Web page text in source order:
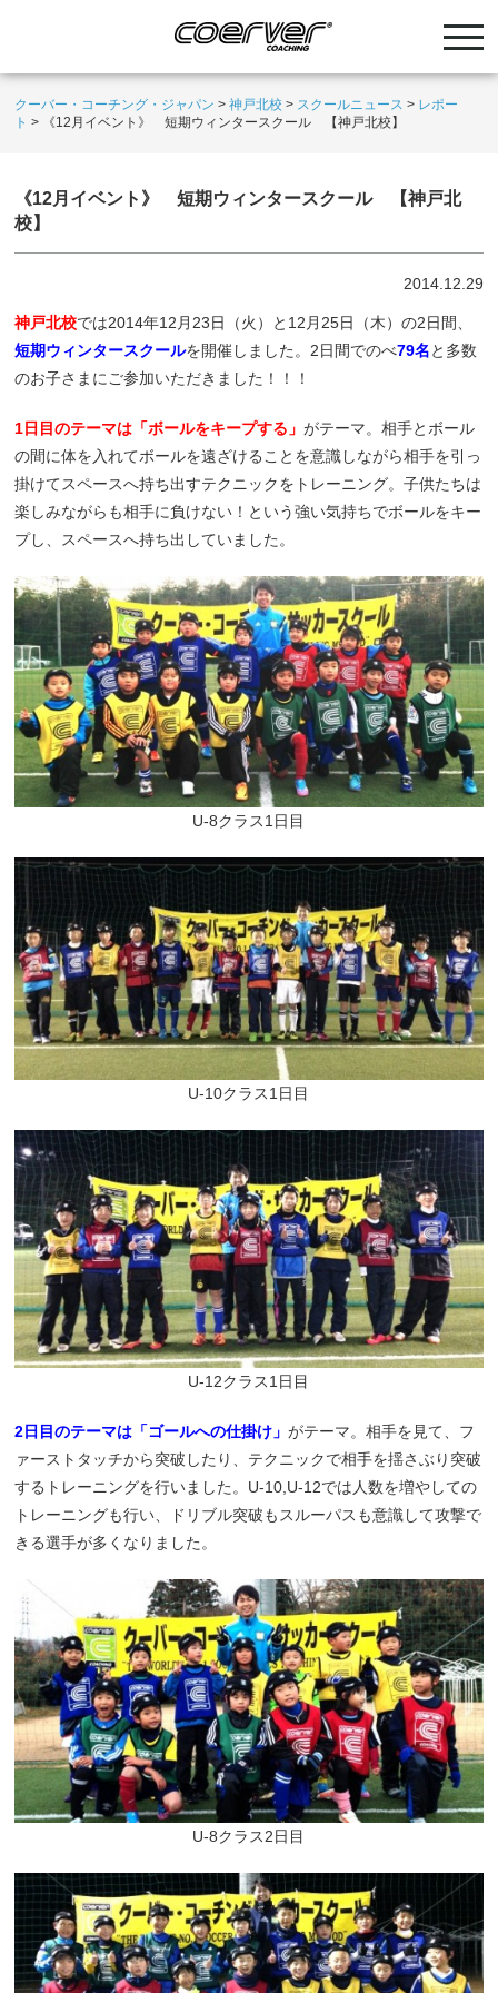
クーバー・コーチング・ジャパン >神戸北校 > スクールニュース > レポー
ト > 《12月イベント》 短期ウィンタースクール 【神戸北校】
《12月イベント》 短期ウィンタースクール 【神戸北
校】
2014.12.29
神戸北校では2014年12月23日（火）と12月25日（木）の2日間、
短期ウィンタースクールを開催しました。2日間でのべ79名と多数
のお子さまにご参加いただきました！！！
1日目のテーマは「ボールをキープする」がテーマ。相手とボール
の間に体を入れてボールを遠ざけることを意識しながら相手を引っ
掛けてスペースへ持ち出すテクニックをトレーニング。子供たちは
楽しみながらも相手に負けない！という強い気持ちでボールをキー
プし、スペースへ持ち出していました。
U-8クラス1日目
U-10クラス1日目
U-12クラス1日目
2日目のテーマは「ゴールへの仕掛け」がテーマ。相手を見て、フ
ァーストタッチから突破したり、テクニックで相手を揺さぶり突破
するトレーニングを行いました。U-10,U-12では人数を増やしての
トレーニングも行い、ドリブル突破もスルーパスも意識して攻撃で
きる選手が多くなりました。
U-8クラス2日目